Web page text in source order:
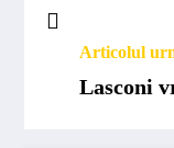
Articolul
Lasconi